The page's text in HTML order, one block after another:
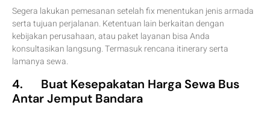
Segera lakukan pemesanan setelah fix menentukan jenis armada
serta tujuan perjalanan. Ketentuan lain berkaitan dengan
kebijakan perusahaan, atau paket layanan bisa Anda
konsultasikan langsung. Termasuk rencana itinerary serta
lamanya sewa.
4. Buat Kesepakatan Harga Sewa Bus
Antar Jemput Bandara